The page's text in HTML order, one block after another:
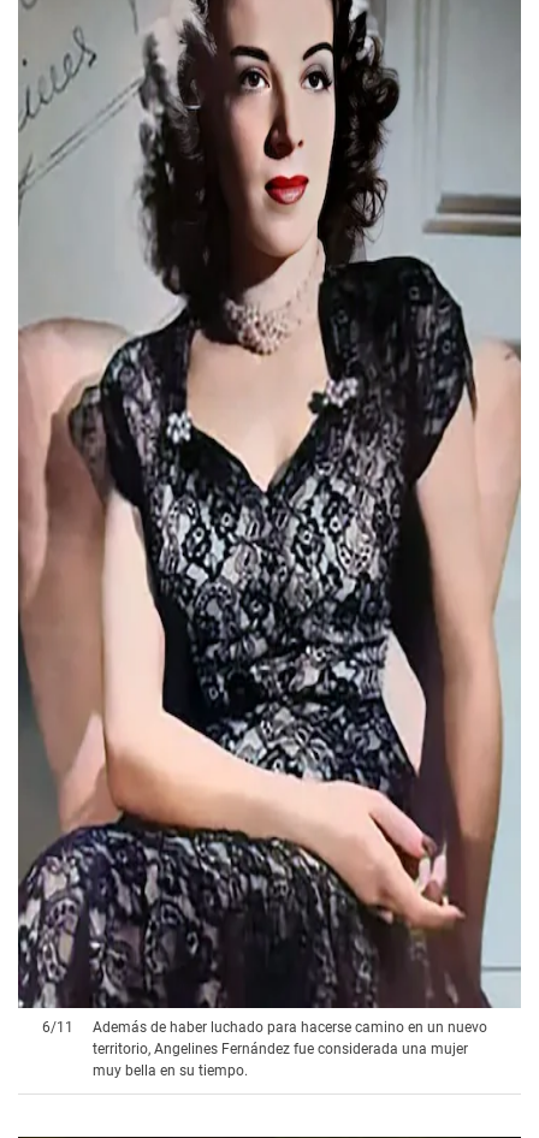
6/11
Además de haber luchado para hacerse camino en un nuevo
territorio, Angelines Fernández fue considerada una mujer
muy bella en su tiempo.